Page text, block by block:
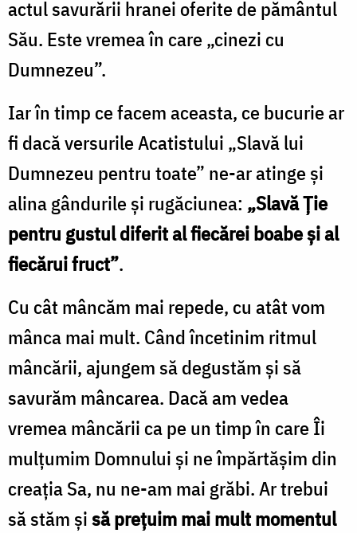
actul savurării hranei oferite de pământul
Său. Este vremea în care „cinezi cu
Dumnezeu”.
Iar în timp ce facem aceasta, ce bucurie ar
fi dacă versurile Acatistului „Slavă lui
Dumnezeu pentru toate” ne-ar atinge și
alina gândurile și rugăciunea: „Slavă Ție
pentru gustul diferit al fiecărei boabe și al
fiecărui fruct”.
Cu cât mâncăm mai repede, cu atât vom
mânca mai mult. Când încetinim ritmul
mâncării, ajungem să degustăm și să
savurăm mâncarea. Dacă am vedea
vremea mâncării ca pe un timp în care Îi
mulțumim Domnului și ne împărtășim din
creația Sa, nu ne-am mai grăbi. Ar trebui
să stăm șisă prețuim mai mult momentul